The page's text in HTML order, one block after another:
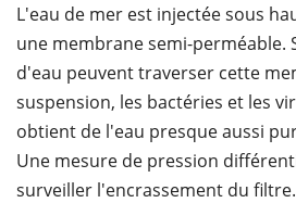
L'eau de mer est injectée sous
une membrane semi-perméable.
d'eau peuvent traverser cette
suspension, les bactéries et les
obtient de l'eau presque aussi
Une mesure de pression
surveiller l'encrassement du filtre.